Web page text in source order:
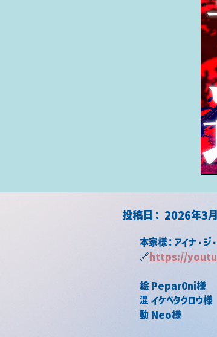
2026年3
​投稿日：
本家様：アイナ・ジ
🔗https://
絵 Pepar0ni様
混 イケベタクロウ様
動 Neo様